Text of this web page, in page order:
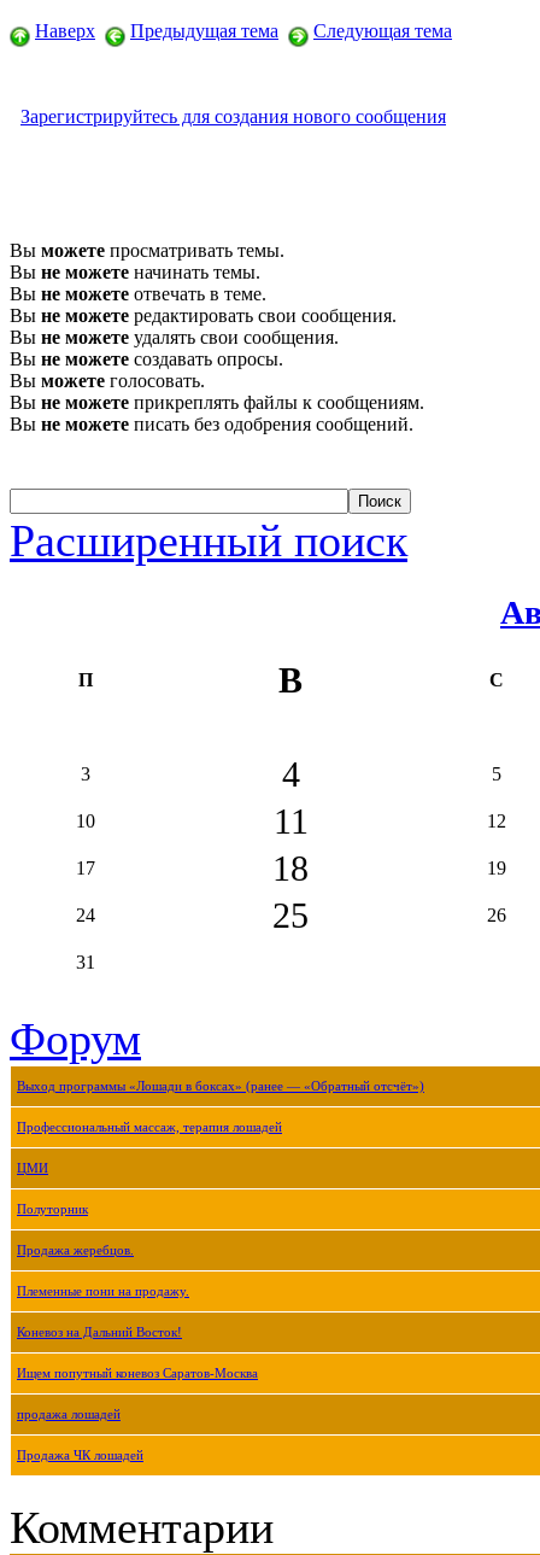
Наверх Предыдущая тема Следующая тема
Зарегистрируйтесь для создания нового сообщения
Вы можете просматривать темы.
Вы не можете начинать темы.
Вы не можете отвечать в теме.
Вы не можете редактировать свои сообщения.
Вы не можете удалять свои сообщения.
Вы не можете создавать опросы.
Вы можете голосовать.
Вы не можете прикреплять файлы к сообщениям.
Вы не можете писать без одобрения сообщений.
Расширенный поиск
П В С
3 4 5
10 11 12
17 18 19
24 25 26
31
Форум
Выход программы «Лошади в боксах» (ранее — «Обратный отсчёт»)
Профессиональный массаж, терапия лошадей
ЦМИ
Полуторник
Продажа жеребцов.
Племенные пони на продажу.
Коневоз на Дальний Восток!
Ищем попутный коневоз Саратов-Москва
продажа лошадей
Продажа ЧК лошадей
Комментарии